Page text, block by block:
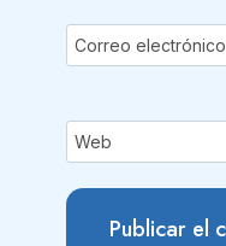
Correo electrónico
Web